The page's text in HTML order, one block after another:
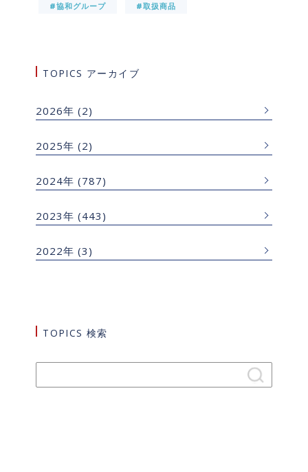
#協和グループ
#取扱商品
TOPICS アーカイブ
2026年 (2)
2025年 (2)
2024年 (787)
2023年 (443)
2022年 (3)
TOPICS 検索